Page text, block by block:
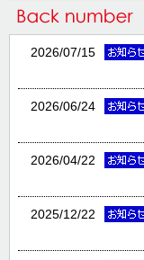
2026/07/15
2026/06/24
2026/04/22
2025/12/22